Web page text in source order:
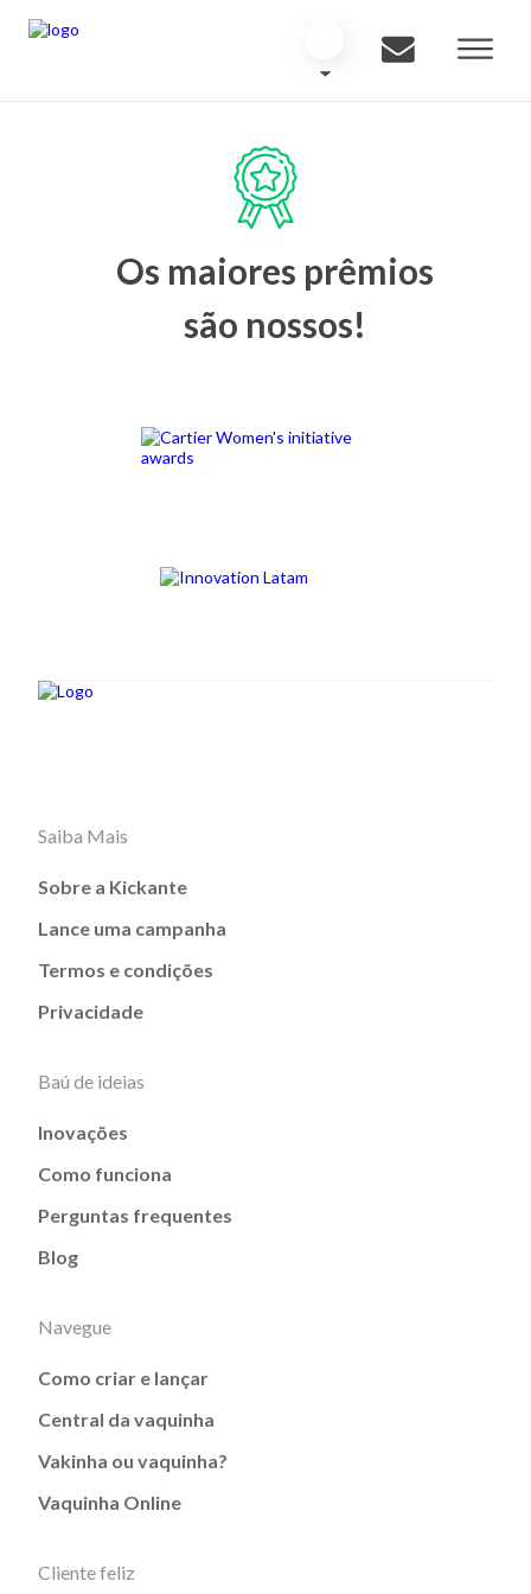
Os maiores prêmios
são nossos!
Saiba Mais
Sobre a Kickante
Lance uma campanha
Termos e condições
Privacidade
Baú de ideias
Inovações
Como funciona
Perguntas frequentes
Blog
Navegue
Como criar e lançar
Central da vaquinha
Vakinha ou vaquinha?
Vaquinha Online
Cliente feliz